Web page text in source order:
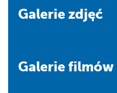
Galerie zdjęć
Galerie filmów